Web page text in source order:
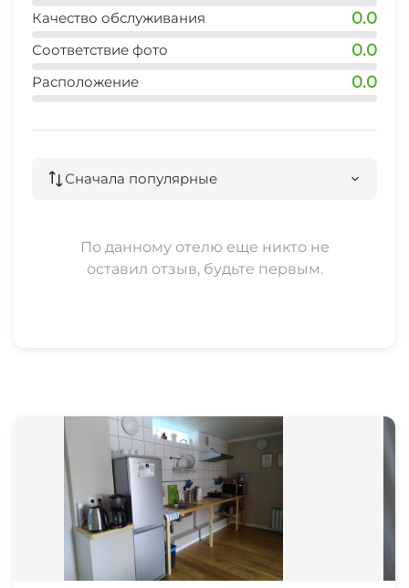
Качество обслуживания 0.0
Соответствие фото 0.0
Расположение 0.0
Сначала популярные
По данному отелю еще никто не
оставил отзыв, будьте первым.